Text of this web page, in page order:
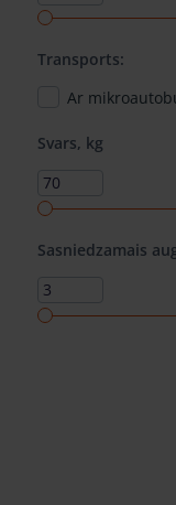
Transports:
Ar
Svars, kg
Sasniedzamais